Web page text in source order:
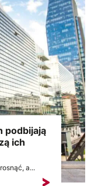
podbijają
ich
a...